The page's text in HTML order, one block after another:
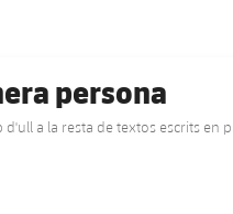
persona
d'ull a la resta de textos escrits en